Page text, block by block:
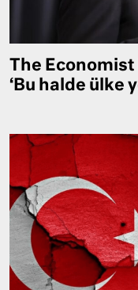
The Economist
‘Bu halde ülke